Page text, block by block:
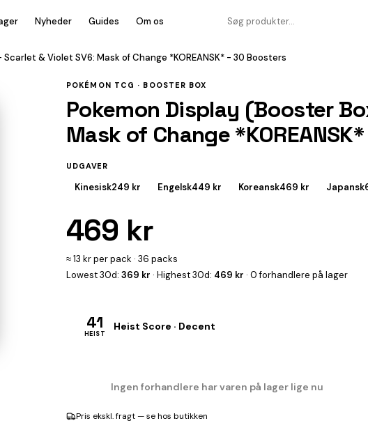
Nyheder Guides Om os
& Violet SV6: Mask of Change *KOREANSK* - 30 Boosters
POKÉMON TCG · BOOSTER BOX
Pokemon Display (Booster
Mask of Change
UDGAVER
Kinesisk249 kr Engelsk449 kr Koreansk469 kr Japansk
469 kr
≈ 13 kr per pack · 36 packs
Lowest 30d: 369 kr · Highest 30d: 469 kr · 0 forhandlere på lager
41
HEIST
Heist Score · Decent
Ingen forhandlere har varen på lager lige nu
Pris ekskl. fragt — se hos butikken